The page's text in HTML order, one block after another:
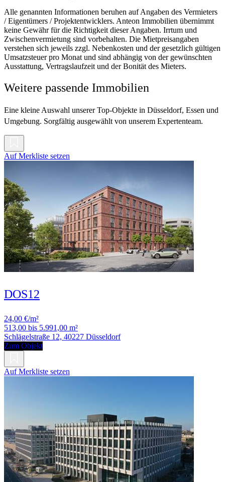
Alle genannten Informationen beruhen auf Angaben des Vermieters
/ Eigentümers / Projektentwicklers. Anteon Immobilien übernimmt
keine Gewähr für die Richtigkeit dieser Angaben. Irrtum und
Zwischenvermietung sind vorbehalten. Die Mietpreisangaben
verstehen sich jeweils zzgl. Nebenkosten und der gesetzlich gültigen
Umsatzsteuer pro Monat und sind abhängig von der gewünschten
Ausstattung, Vertragslaufzeit und der Bonität des Mieters.
Weitere passende Immobilien
Eine kleine Auswahl unserer Top-Objekte in Düsseldorf, Essen und
Umgebung. Sorgfältig ausgewählt von unserem Expertenteam.
Auf Merkliste setzen
DOS12
24,00 €/m²
513,00 bis 5.991,00 m²
Schlägelstraße 12, 40227 Düsseldorf
Zum Objekt
Auf Merkliste setzen